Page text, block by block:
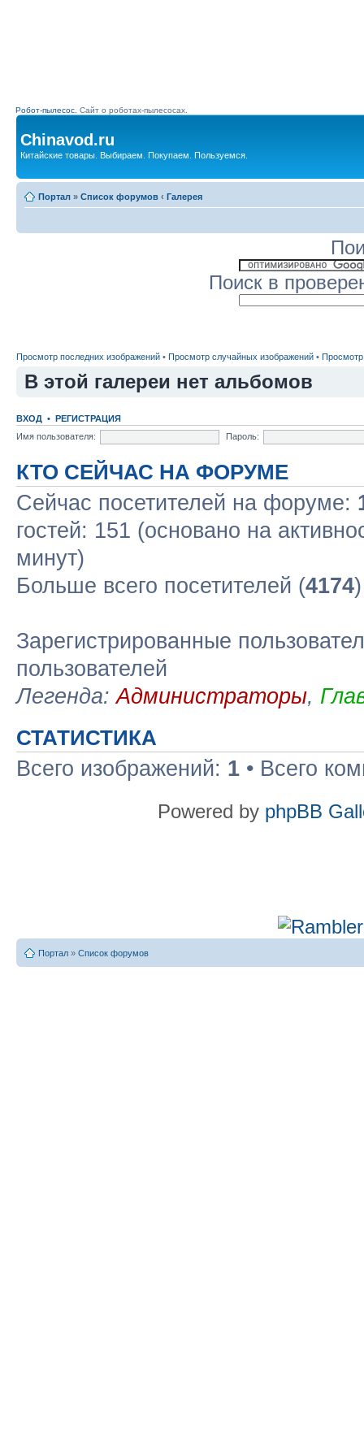
Робот-пылесос. Сайт о роботах-пылесосах.
Chinavod.ru
Китайские товары. Выбираем. Покупаем. Пользуемся.
Портал » Список форумов ‹ Галерея
Поиск в
Просмотр последних изображений • Просмотр случайных изображений • Просмотр
В этой галереи нет альбомов
ВХОД • РЕГИСТРАЦИЯ
Имя пользователя:
Пароль:
КТО СЕЙЧАС НА ФОРУМЕ
Сейчас посетителей на форуме:
гостей: 151 (основано на
минут)
Больше всего посетителей (4174
Зарегистрированные
пользователей
Легенда:Администраторы,
СТАТИСТИКА
Всего изображений: 1 • Всего
Powered by phpBB
Портал » Список форумов